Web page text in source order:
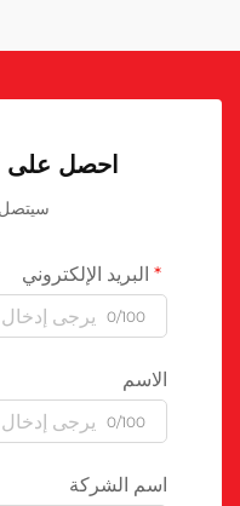
احصل
سيتصل
البريد الإلكتروني
0/100
الاسم
0/100
اسم الشركة